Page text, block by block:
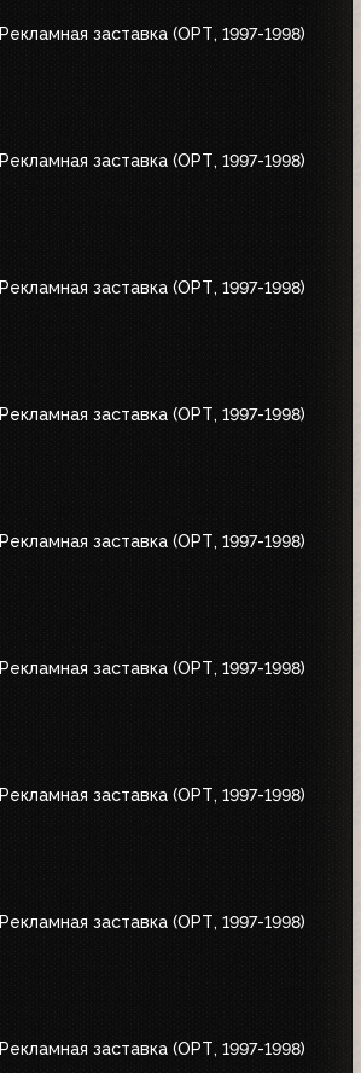
Рекламная заставка (ОРТ, 1997-1998)
Рекламная заставка (ОРТ, 1997-1998)
Рекламная заставка (ОРТ, 1997-1998)
Рекламная заставка (ОРТ, 1997-1998)
Рекламная заставка (ОРТ, 1997-1998)
Рекламная заставка (ОРТ, 1997-1998)
Рекламная заставка (ОРТ, 1997-1998)
Рекламная заставка (ОРТ, 1997-1998)
Рекламная заставка (ОРТ, 1997-1998)